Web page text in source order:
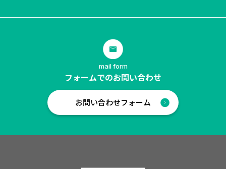
mail form
フォームでのお問い合わせ
お問い合わせフォーム